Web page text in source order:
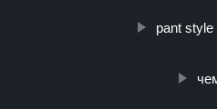
pant style